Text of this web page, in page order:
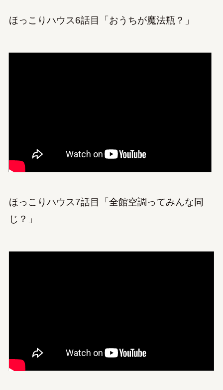
ほっこりハウス6話目「おうちが魔法瓶？」
ほっこりハウス7話目「全館空調ってみんな同
じ？」